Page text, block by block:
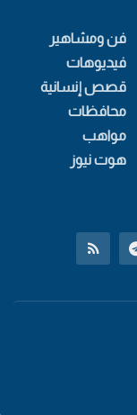
فن ومشاهير
فيديوهات
قصص إنسانية
محافظات
مواهب
هوت نيوز